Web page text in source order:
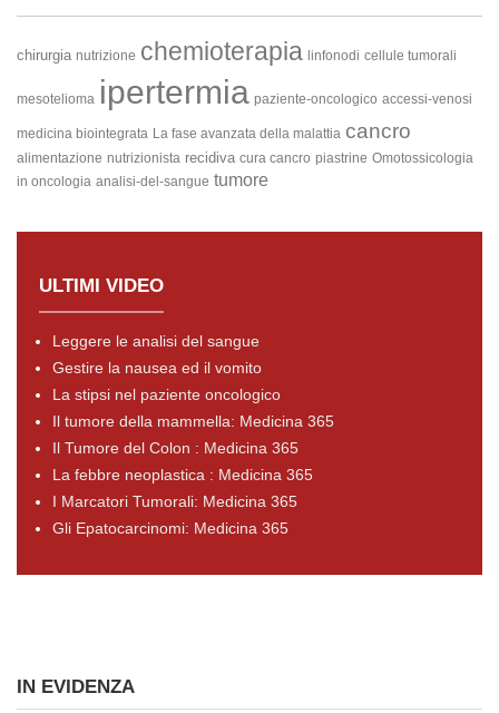
chirurgia nutrizione chemioterapia linfonodi cellule tumorali
mesotelioma ipertermia paziente-oncologico accessi-venosi
medicina biointegrata La fase avanzata della malattia cancro
alimentazione nutrizionista recidiva cura cancro piastrine Omotossicologia
in oncologia analisi-del-sangue tumore
ULTIMI VIDEO
Leggere le analisi del sangue
Gestire la nausea ed il vomito
La stipsi nel paziente oncologico
Il tumore della mammella: Medicina 365
Il Tumore del Colon : Medicina 365
La febbre neoplastica : Medicina 365
I Marcatori Tumorali: Medicina 365
Gli Epatocarcinomi: Medicina 365
IN EVIDENZA